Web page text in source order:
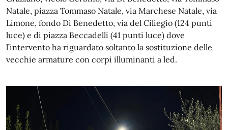
Natale, piazza Tommaso Natale, via Marchese Natale, via
Limone, fondo Di Benedetto, via del Ciliegio (124 punti
luce) e di piazza Beccadelli (41 punti luce) dove
l’intervento ha riguardato soltanto la sostituzione delle
vecchie armature con corpi illuminanti a led.